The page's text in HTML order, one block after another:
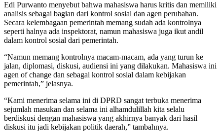
Edi Purwanto menyebut bahwa mahasiswa harus kritis dan memiliki
analisis sebagai bagian dari kontrol sosial dan agen perubahan.
Secara kelembagaan pemerintah memang sudah ada kontrolnya
seperti halnya ada inspektorat, namun mahasiswa juga ikut andil
dalam kontrol sosial dari pemerintah.
“Namun memang kontrolnya macam-macam, ada yang turun ke
jalan, diplomasi, diskusi, audiensi ini yang dilakukan. Mahasiswa ini
agen of change dan sebagai kontrol sosial dalam kebijakan
pemerintah,” jelasnya.
“Kami menerima selama ini di DPRD sangat terbuka menerima
sejumlah masukan dan selama ini alhamdulillah kita selalu
berdiskusi dengan mahasiswa yang akhirnya banyak dari hasil
diskusi itu jadi kebijakan politik daerah,” tambahnya.